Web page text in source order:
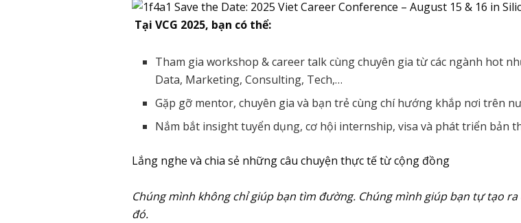
Tại VCG 2025, bạn có thể:
Tham gia workshop & career talk cùng chuyên gia từ các ngành hot
Data, Marketing, Consulting, Tech,…
Gặp gỡ mentor, chuyên gia và bạn trẻ cùng chí hướng khắp nơi trên
Nắm bắt insight tuyển dụng, cơ hội internship, visa và phát triển bản
Lắng nghe và chia sẻ những câu chuyện thực tế từ cộng đồng
Chúng mình không chỉ giúp bạn tìm đường. Chúng mình giúp bạn tự tạo
đó.